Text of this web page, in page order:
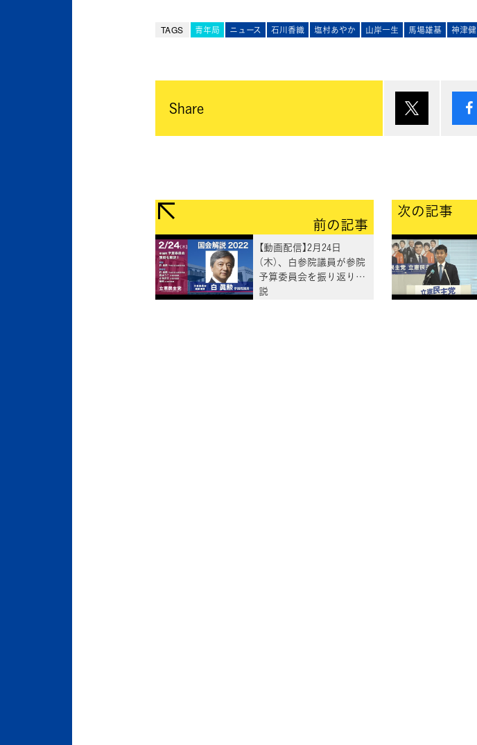
TAGS 青年局 ニュース 石川香織 塩村あやか 山岸一生 馬場雄基 神津健
Share
前の記事
【動画配信】2月24日
（木）、白参院議員が参院
予算委員会を振り返り解
説
次の記事